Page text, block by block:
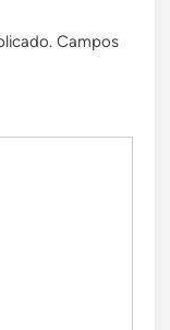
Campos